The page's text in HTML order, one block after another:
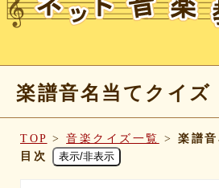
楽譜音名当てクイズ
TOP >音楽クイズ一覧 >楽譜
目次
表示/非表示